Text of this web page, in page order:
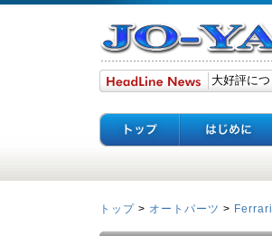
トップ > オートパーツ > Ferrari